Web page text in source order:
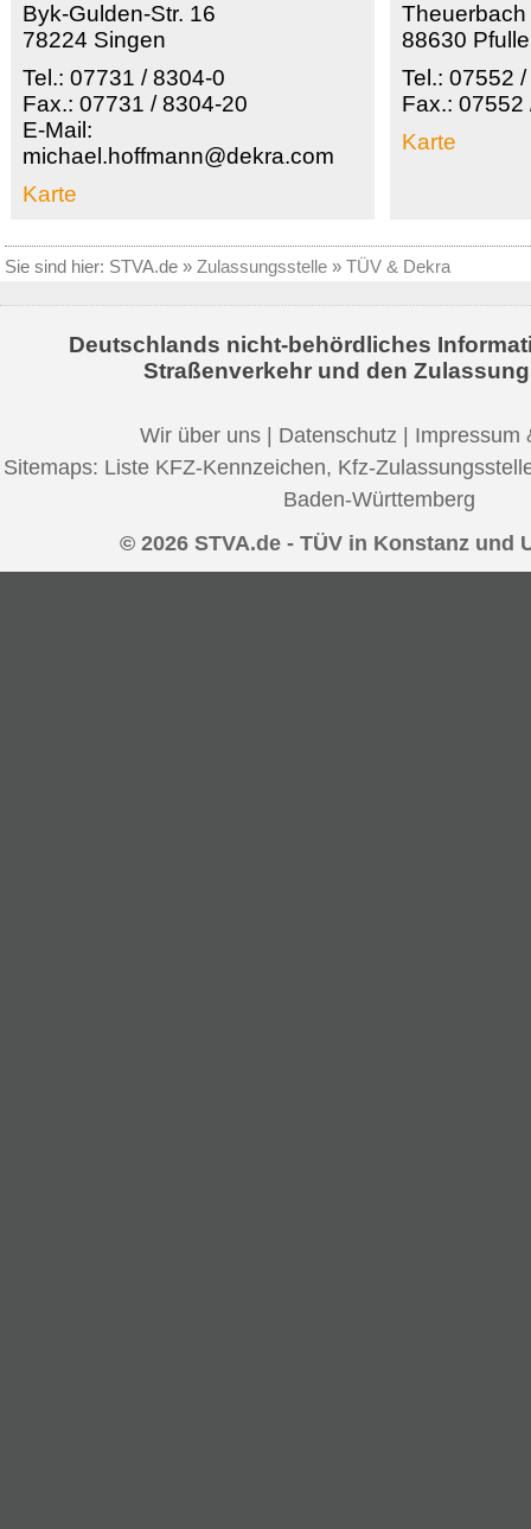
Byk-Gulden-Str. 16
78224 Singen
Tel.: 07731 / 8304-0
Fax.: 07731 / 8304-20
E-Mail:
michael.hoffmann@dekra.com
Karte
Theuerbach
88630
Tel.: 07552
Fax.:
Karte
Sie sind hier: STVA.de » Zulassungsstelle » TÜV & Dekra
Deutschlands nicht-behördliches
Straßenverkehr und den
Wir über uns | Datenschutz | Impressum
Sitemaps: Liste KFZ-Kennzeichen, Kfz-
Baden-Württemberg
© 2026 STVA.de - TÜV in Konstanz und